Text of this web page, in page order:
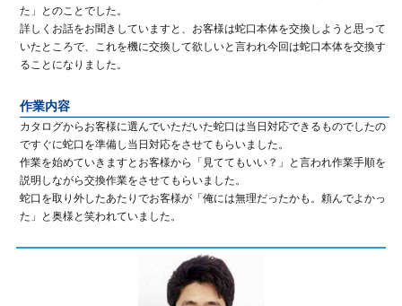
た」とのことでした。
詳しくお話をお聞きしていますと、お客様は蛇口本体を交換しようと思って
いたところで、これを機に交換して欲しいと言われ今回は蛇口本体を交換す
ることになりました。
作業内容
カタログからお客様に選んでいただいた蛇口は当日対応できるものでしたの
ですぐに蛇口を準備し当日対応をさせてもらいました。
作業を始めていきますとお客様から「見ててもいい？」と言われ作業手順を
説明しながら交換作業をさせてもらいました。
蛇口を取り外したあたりでお客様が「俺には無理だったかも。頼んでよかっ
た」と奥様と笑われていました。